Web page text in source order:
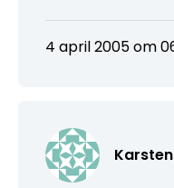
4 april 2005 om
Karsten